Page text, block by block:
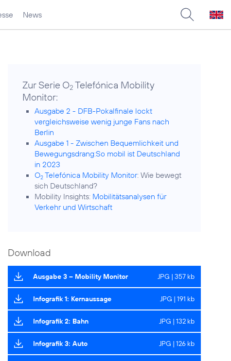
News
Zur Serie O2 Telefónica Mobility
Monitor:
Ausgabe 2 - DFB-Pokalfinale lockt
vergleichsweise wenig junge Fans nach
Berlin
Ausgabe 1 - Zwischen Bequemlichkeit und
Bewegungsdrang:So mobil ist Deutschland
in 2023
O2 Telefónica Mobility Monitor: Wie bewegt
sich Deutschland?
Mobility Insights: Mobilitätsanalysen für
Verkehr und Wirtschaft
Download
Ausgabe 3 – Mobility Monitor JPG | 357 kb
Infografik 1: Kernaussage JPG | 191 kb
Infografik 2: Bahn JPG | 132 kb
Infografik 3: Auto JPG | 126 kb